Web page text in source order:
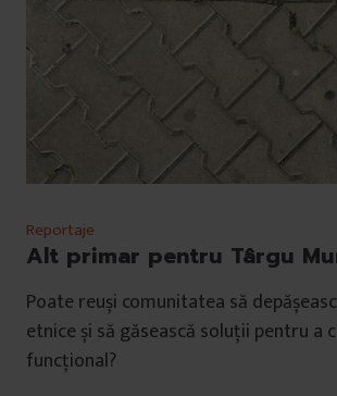
Reportaje
Alt primar pentru Târgu
Poate reuși comunitatea să
etnice și să găsească soluții pentru a
funcțional?